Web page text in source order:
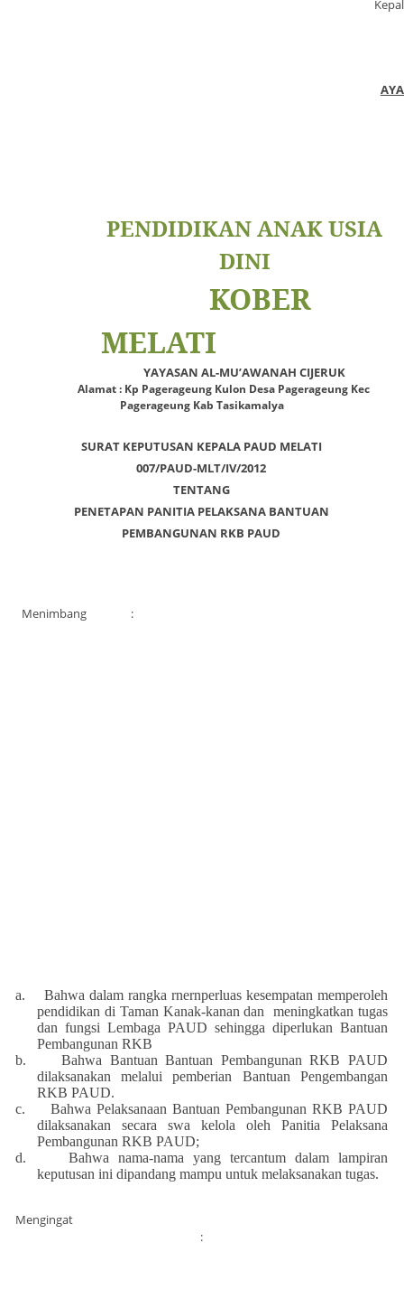
PENDIDIKAN ANAK USIA
DINI
KOBER
MELATI
YAYASAN AL-MU’AWANAH CIJERUK
Alamat : Kp Pagerageung Kulon Desa Pagerageung Kec
Pagerageung Kab Tasikamalya
SURAT KEPUTUSAN KEPALA PAUD MELATI
007/PAUD-MLT/IV/2012
TENTANG
PENETAPAN PANITIA PELAKSANA BANTUAN
PEMBANGUNAN RKB PAUD
Menimbang :
a.
Bahwa dalam rangka rnernperluas kesempatan memperoleh
pendidikan di Taman Kanak-kanan dan meningkatkan tugas
dan fungsi Lembaga PAUD sehingga diperlukan Bantuan
Pembangunan RKB
b.
Bahwa Bantuan Bantuan Pembangunan RKB PAUD
dilaksanakan melalui pemberian Bantuan Pengembangan
RKB PAUD.
c.
Bahwa Pelaksanaan Bantuan Pembangunan RKB PAUD
dilaksanakan secara swa kelola oleh Panitia Pelaksana
Pembangunan RKB PAUD;
d.
Bahwa nama-nama yang tercantum dalam lampiran
keputusan ini dipandang mampu untuk melaksanakan tugas.
Mengingat
: